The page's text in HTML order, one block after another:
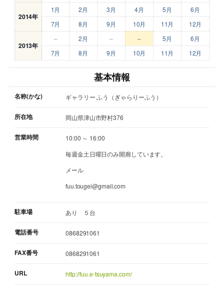
2014年
1月 2月 3月 4月 5月
6月
7月
8月 9月 10月 11月 12月
2013年
– 2月 – – 5月
6月
7月
8月 9月 10月 11月 12月
基本情報
名称(かな) ギャラリー ふう（ぎゃらりーふう）
所在地 岡山県津山市野村376
営業時間
10:00 ～ 16:00
毎週金土日曜日のみ開廊しています。
メール
fuu.tougei@gmail.com
駐車場 あり ５台
電話番号 0868291061
FAX番号 0868291061
URL http://fuu.e-tsuyama.com/